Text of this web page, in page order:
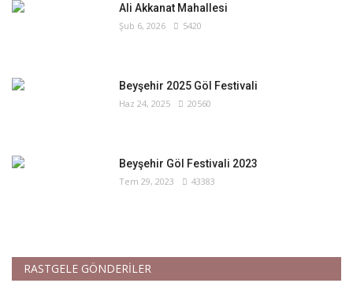
Ali Akkanat Mahallesi
Şub 6, 2026 5420
Beyşehir 2025 Göl Festivali
Haz 24, 2025 20560
Beyşehir Göl Festivali 2023
Tem 29, 2023 43383
RASTGELE GÖNDERİLER